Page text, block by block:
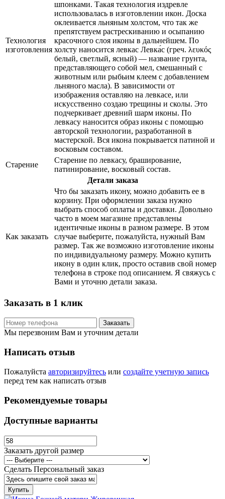
Технология
изготовления
шпонками. Такая технология издревле
использовалась в изготовлении икон. Доска
оклеивается льняным холстом, что так же
препятствуем растрескиванию и осыпанию
красочного слоя иконы в дальнейшем. По
холсту наносится левкас Левка́с (греч. λευκός
белый, светлый, ясный) — название грунта,
представляющего собой мел, смешанный с
животным или рыбьим клеем с добавлением
льняного масла). В зависимости от
изображения оставляю на левкасе, или
искусственно создаю трещины и сколы. Это
подчеркивает древний шарм иконы. По
левкасу наносится образ иконы с помощью
авторской технологии, разработанной в
мастерской. Вся икона покрывается патиной и
восковым составом.
Старение
Старение по левкасу, браширование,
патинирование, восковый состав.
Детали заказа
Как заказать
Что бы заказать икону, можно добавить ее в
корзину. При оформлении заказа нужно
выбрать способ оплаты и доставки. Довольно
часто в моем магазине представлены
идентичные иконы в разном размере. В этом
случае выберите, пожалуйста, нужный Вам
размер. Так же возможно изготовление иконы
по индивидуальному размеру. Можно купить
икону в один клик, просто оставив свой номер
телефона в строке под описанием. Я свяжусь с
Вами и уточню детали заказа.
Заказать в 1 клик
Заказать
Мы перезвоним Вам и уточним детали
Написать отзыв
Пожалуйста авторизируйтесь или создайте учетную запись
перед тем как написать отзыв
Рекомендуемые товары
Доступные варианты
Заказать другой размер
Сделать Персональный заказ
Купить